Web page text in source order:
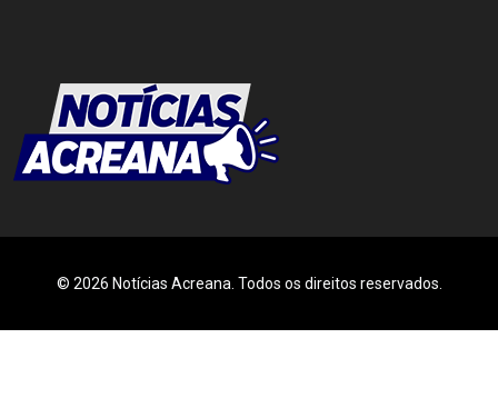
© 2026 Notícias Acreana. Todos os direitos reservados.